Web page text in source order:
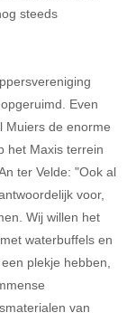
steeds
Even
Muiers de enorme
het Maxis terrein
ter Velde: "Ook al
voor,
Wij willen het
waterbuffels en
plekje hebben,
van